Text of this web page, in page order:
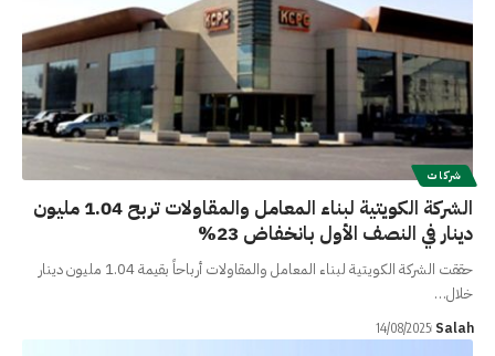
شركات
الشركة الكويتية لبناء المعامل والمقاولات تربح 1.04 مليون
دينار في النصف الأول بانخفاض 23%
حققت الشركة الكويتية لبناء المعامل والمقاولات أرباحاً بقيمة 1.04 مليون دينار
خلال…
Salah
14/08/2025